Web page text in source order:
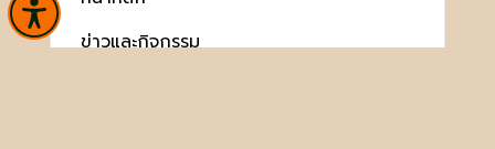
ข่าวและกิจกรรม